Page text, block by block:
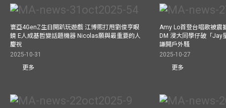
寰亞4GenZ生日開趴玩遊戲 江博熙打甩劉俊亨眼
鏡 E人成基哲變話題機器 Nicolas願與最重要的人
慶祝
2025-10-31
更多
Amy Lo首登台唱歌被震
DM 浸大同學仔破「Jay
謙開戶外騷
2025-10-27
更多